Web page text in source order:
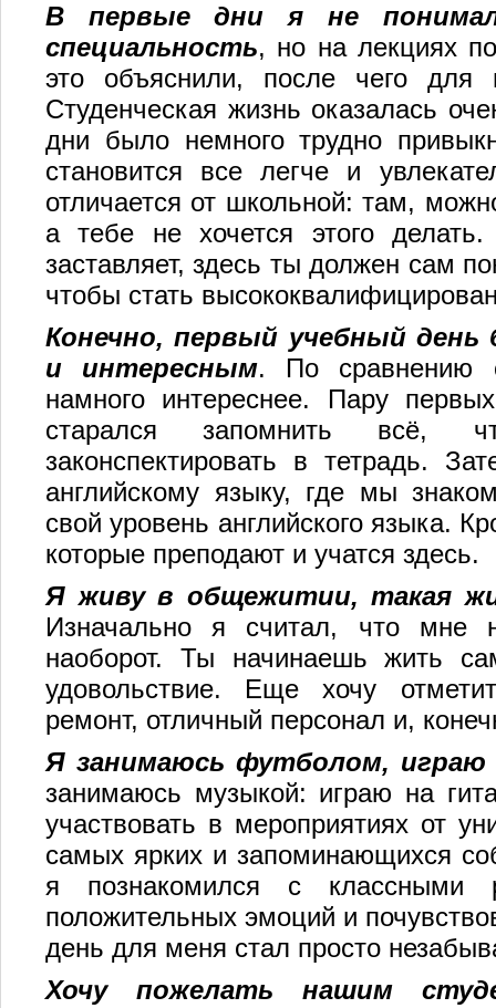
В первые дни я не
специальность, но на лекциях
это объяснили, после чего
Студенческая жизнь оказалась
дни было немного трудно
становится все легче и
отличается от школьной: там,
а тебе не хочется этого
заставляет, здесь ты должен сам
чтобы стать
Конечно, первый учебный
и интересным. По сравнению
намного интереснее. Пару
старался запомнить всё,
законспектировать в тетрадь.
английскому языку, где мы
свой уровень английского языка.
которые преподают и учатся здесь.
Я живу в общежитии, такая
Изначально я считал, что мне
наоборот. Ты начинаешь жить
удовольствие. Еще хочу
ремонт, отличный персонал и,
Я занимаюсь футболом, играю
занимаюсь музыкой: играю на
участвовать в мероприятиях от
самых ярких и запоминающихся
я познакомился с классными
положительных эмоций и
день для меня стал просто
Хочу пожелать нашим